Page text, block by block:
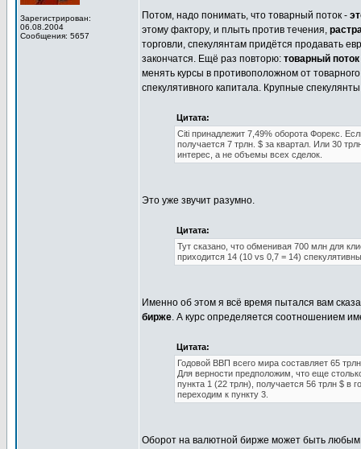
Зарегистрирован:
06.08.2004
Сообщения: 5657
Потом, надо понимать, что товарный поток -
этому фактору, и плыть против течения,
торговли, спекулянтам придётся продавать
закончатся. Ещё раз повторю: товарный
менять курсы в противоположном от
спекулятивного капитала. Крупные
Цитата:
Citi принадлежит 7,49% оборота Форекс.
получается 7 трлн. $ за квартал. Или 30
интерес, а не объемы всех сделок.
Это уже звучит разумно.
Цитата:
Тут сказано, что обменивая 700 млн для
приходится 14 (10 vs 0,7 = 14)
Именно об этом я всё время пытался вам
бирже. А курс определяется соотношением
Цитата:
Годовой ВВП всего мира составляет 65
Для верности предположим, что еще
пункта 1 (22 трлн), получается 56 трлн $
переходим к пункту 3.
Оборот на валютной бирже может быть